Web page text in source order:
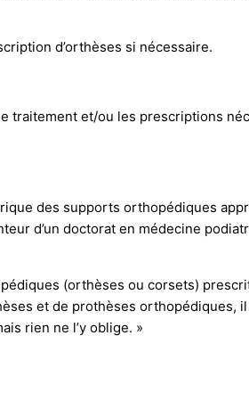
d’orthèses si nécessaire.
traitement et/ou les prescriptions
des supports orthopédiques
d’un doctorat en médecine
(orthèses ou corsets)
et de prothèses orthopédiques,
rien ne l’y oblige. »